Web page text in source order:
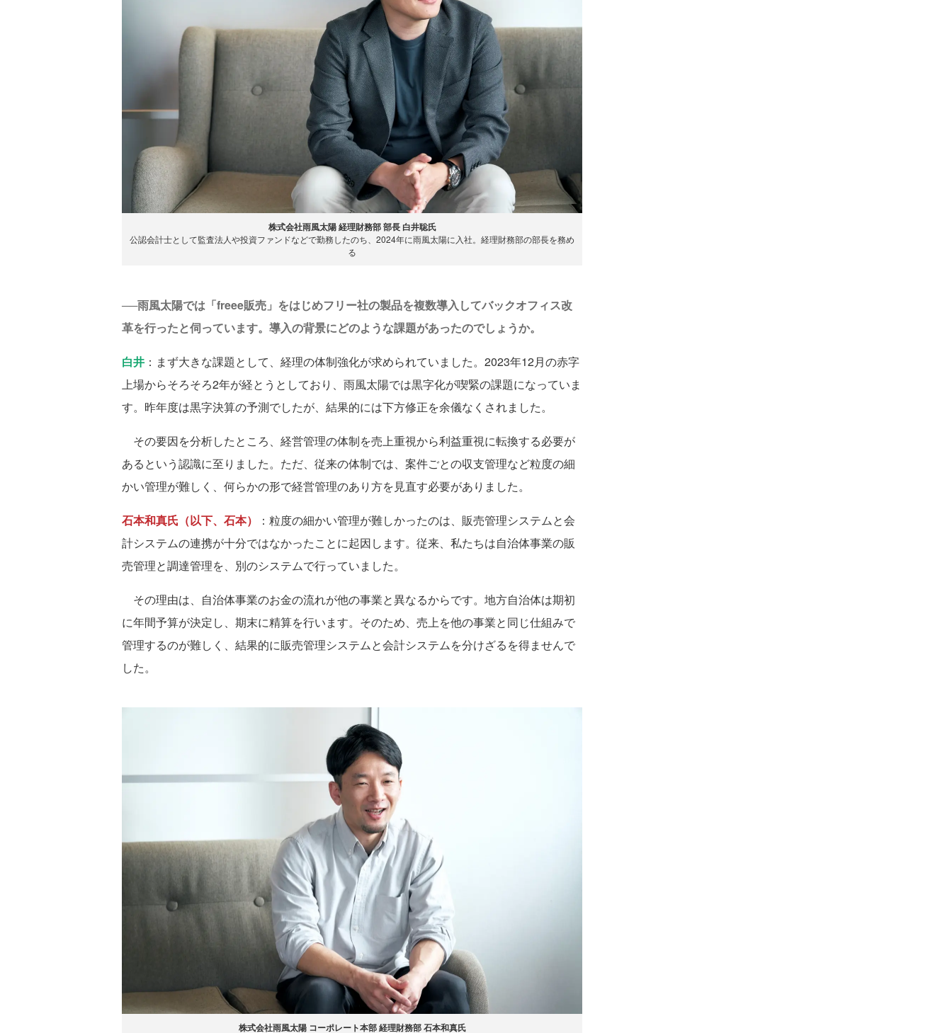
株式会社雨風太陽 経理財務部 部長 白井聡氏
公認会計士として監査法人や投資ファンドなどで勤務したのち、2024年に雨風太陽に入社。経理財務部の部長を務め
る
──雨風太陽では「freee販売」をはじめフリー社の製品を複数導入してバックオフィス改
革を行ったと伺っています。導入の背景にどのような課題があったのでしょうか。
白井 ：まず大きな課題として、経理の体制強化が求められていました。2023年12月の赤字
上場からそろそろ2年が経とうとしており、雨風太陽では黒字化が喫緊の課題になっていま
す。昨年度は黒字決算の予測でしたが、結果的には下方修正を余儀なくされました。
その要因を分析したところ、経営管理の体制を売上重視から利益重視に転換する必要が
あるという認識に至りました。ただ、従来の体制では、案件ごとの収支管理など粒度の細
かい管理が難しく、何らかの形で経営管理のあり方を見直す必要がありました。
石本和真氏（以下、石本）
：粒度の細かい管理が難しかったのは、販売管理システムと会
計システムの連携が十分ではなかったことに起因します。従来、私たちは自治体事業の販
売管理と調達管理を、別のシステムで行っていました。
その理由は、自治体事業のお金の流れが他の事業と異なるからです。地方自治体は期初
に年間予算が決定し、期末に精算を行います。そのため、売上を他の事業と同じ仕組みで
管理するのが難しく、結果的に販売管理システムと会計システムを分けざるを得ませんで
した。
株式会社雨風太陽 コーポレート本部 経理財務部 石本和真氏